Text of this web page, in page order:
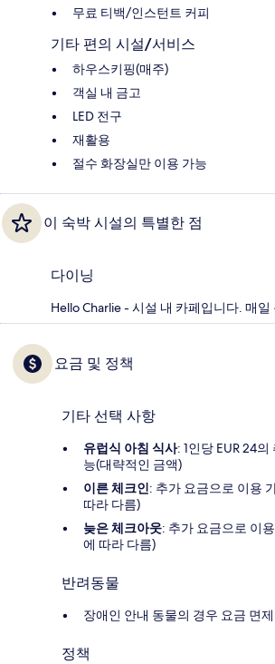
무료 티백/인스턴트 커피
기타 편의 시설/서비스
하우스키핑(매주)
객실 내 금고
LED 전구
재활용
절수 화장실만 이용 가능
이 숙박 시설의 특별한 점
다이닝
Hello Charlie - 시설 내 카페입니다. 매일
요금 및 정책
기타 선택 사항
유럽식 아침 식사: 1인당 EUR 24
능(대략적인 금액)
이른 체크인: 추가 요금으로 이용
따라 다름)
늦은 체크아웃: 추가 요금으로 이
에 따라 다름)
반려동물
장애인 안내 동물의 경우 요금 면제
정책